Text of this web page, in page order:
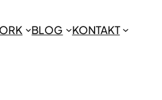
BLOG KONTAKT